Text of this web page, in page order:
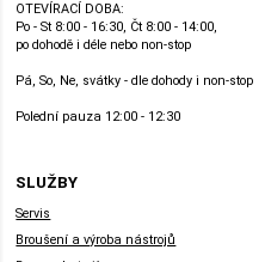
OTEVÍRACÍ DOBA:
Po - St 8:00 - 16:30, Čt 8:00 - 14:00,
po dohodě i déle nebo non-stop
Pá, So, Ne, svátky - dle dohody i non-stop
Polední pauza 12:00 - 12:30
SLUŽBY
Servis
Broušení a výroba nástrojů